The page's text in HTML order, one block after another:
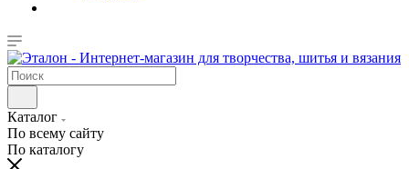
Каталог
По всему сайту
По каталогу